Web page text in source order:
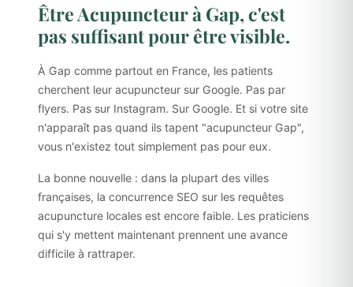
Être Acupuncteur à Gap, c'est
pas suffisant pour être visible.
À Gap comme partout en France, les patients
cherchent leur acupuncteur sur Google. Pas par
flyers. Pas sur Instagram. Sur Google. Et si votre site
n'apparaît pas quand ils tapent "acupuncteur Gap",
vous n'existez tout simplement pas pour eux.
La bonne nouvelle : dans la plupart des villes
françaises, la concurrence SEO sur les requêtes
acupuncture locales est encore faible. Les praticiens
qui s'y mettent maintenant prennent une avance
difficile à rattraper.